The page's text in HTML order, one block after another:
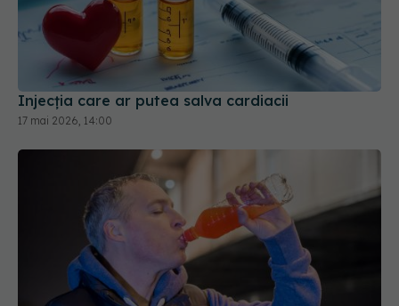
Injecția care ar putea salva cardiacii
17 mai 2026, 14:00